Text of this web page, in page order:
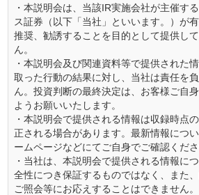
・本説明会は、当該IR実施会社が主催す
ス証券（以下「当社」といいます。）が
推奨、勧誘することを目的として提供し
ん。
・本説明会及び関連資料等で提供された
取った行動の結果に対し、当社は責任を
ん。投資判断の最終決定は、お客様ご自
ようお願いいたします。
・本説明会で提供される情報は収録時点
正される場合があります。最新情報につ
ームページなどにてご自身でご確認くださ
・当社は、本説明会で提供される情報に
全性につき保証するものではなく、また
ご照会等にお応えすることはできません。